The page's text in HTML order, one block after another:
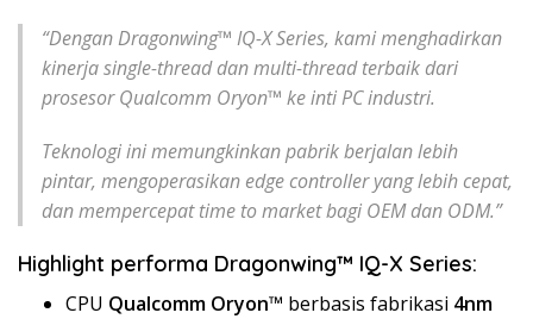
“Dengan Dragonwing™ IQ-X Series, kami menghadirkan
kinerja single-thread dan multi-thread terbaik dari
prosesor Qualcomm Oryon™ ke inti PC industri.
Teknologi ini memungkinkan pabrik berjalan lebih
pintar, mengoperasikan edge controller yang lebih cepat,
dan mempercepat time to market bagi OEM dan ODM.”
Highlight performa Dragonwing™ IQ-X Series:
CPU Qualcomm Oryon™ berbasis fabrikasi 4nm